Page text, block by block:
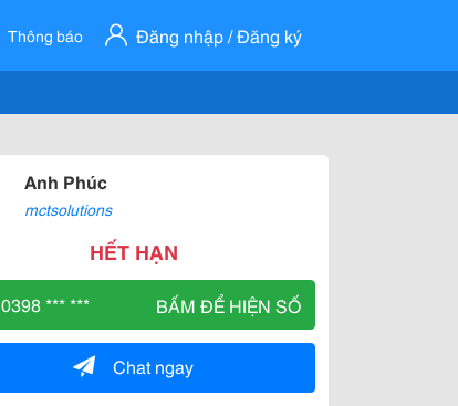
Thông báo Đăng nhập / Đăng ký
Anh Phúc
mctsolutions
HẾT HẠN
0398 *** *** BẤM ĐỂ HIỆN SỐ
Chat ngay